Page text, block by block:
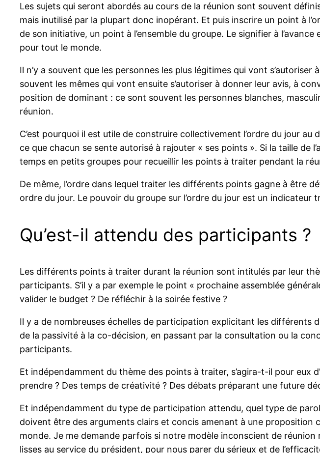
Les sujets qui seront abordés au cours de la réunion sont souvent
mais inutilisé par la plupart donc inopérant. Et puis inscrire un point à
de son initiative, un point à l’ensemble du groupe. Le signifier à
pour tout le monde.
Il n’y a souvent que les personnes les plus légitimes qui vont
souvent les mêmes qui vont ensuite s’autoriser à donner leur avis, à
position de dominant : ce sont souvent les personnes blanches,
réunion.
C’est pourquoi il est utile de construire collectivement l’ordre du jour
ce que chacun se sente autorisé à rajouter « ses points ». Si la taille
temps en petits groupes pour recueillir les points à traiter pendant la
De même, l’ordre dans lequel traiter les différents points gagne à être
ordre du jour. Le pouvoir du groupe sur l’ordre du jour est un
Qu’est-il attendu des participants ?
Les différents points à traiter durant la réunion sont intitulés par leur
participants. S’il y a par exemple le point « prochaine assemblée
valider le budget ? De réfléchir à la soirée festive ?
Il y a de nombreuses échelles de participation explicitant les différents
de la passivité à la co-décision, en passant par la consultation ou la
participants.
Et indépendamment du thème des points à traiter, s’agira-t-il pour eux
prendre ? Des temps de créativité ? Des débats préparant une future
Et indépendamment du type de participation attendu, quel type de
doivent être des arguments clairs et concis amenant à une
monde. Je me demande parfois si notre modèle inconscient de
lisses au service du président, pour nous parer du sérieux et de